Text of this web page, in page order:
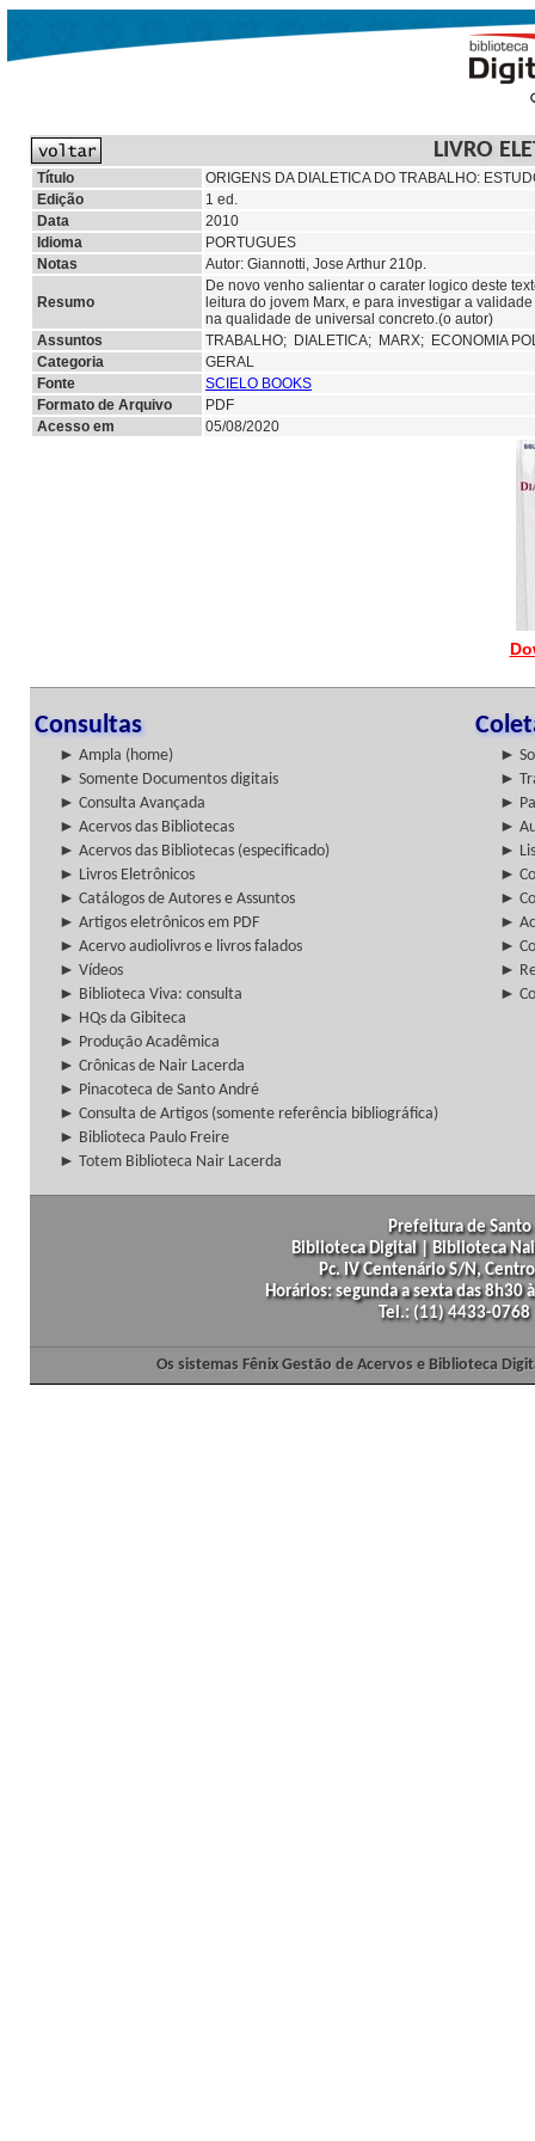
LIVRO
Título
ORIGENS DA DIALETICA DO TRABALHO:
Edição
1 ed.
Data
2010
Idioma
PORTUGUES
Notas
Autor: Giannotti, Jose Arthur 210p.
Resumo
De novo venho salientar o carater logico deste
leitura do jovem Marx, e para investigar a
na qualidade de universal concreto.(o autor)
Assuntos
TRABALHO; DIALETICA; MARX; ECONOMIA
Categoria
GERAL
Fonte
SCIELO BOOKS
Formato de Arquivo
PDF
Acesso em
05/08/2020
Consultas
► Ampla (home)
►
► Somente Documentos digitais
►
► Consulta Avançada
►
► Acervos das Bibliotecas
►
► Acervos das Bibliotecas (especificado)
►
► Livros Eletrônicos
►
► Catálogos de Autores e Assuntos
►
► Artigos eletrônicos em PDF
►
► Acervo audiolivros e livros falados
►
► Vídeos
►
► Biblioteca Viva: consulta
►
► HQs da Gibiteca
► Produção Acadêmica
► Crônicas de Nair Lacerda
► Pinacoteca de Santo André
► Consulta de Artigos (somente referência bibliográfica)
► Biblioteca Paulo Freire
► Totem Biblioteca Nair Lacerda
Prefeitura de
Biblioteca Digital | Biblioteca
Pc. IV Centenário S/N,
Horários: segunda a sexta das
Tel.: (11) 4433-
Os sistemas Fênix Gestão de Acervos e Biblioteca